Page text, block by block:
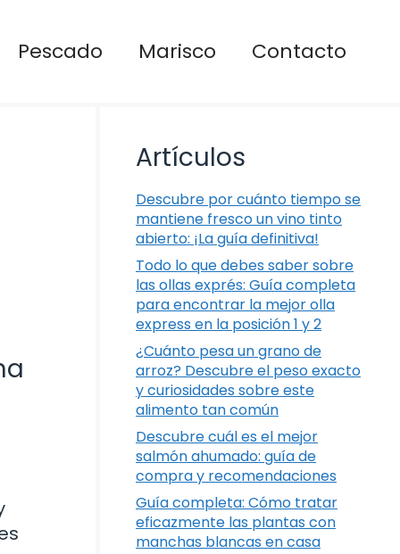
Pescado Marisco Contacto
Artículos
Descubre por cuánto tiempo se
mantiene fresco un vino tinto
abierto: ¡La guía definitiva!
Todo lo que debes saber sobre
las ollas exprés: Guía completa
para encontrar la mejor olla
express en la posición 1 y 2
¿Cuánto pesa un grano de
arroz? Descubre el peso exacto
y curiosidades sobre este
alimento tan común
Descubre cuál es el mejor
salmón ahumado: guía de
compra y recomendaciones
Guía completa: Cómo tratar
eficazmente las plantas con
manchas blancas en casa